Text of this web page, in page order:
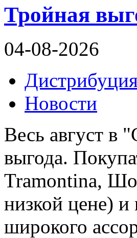
Тройная
04-08-2026
Новости
Весь август в
выгода.
Tramontina,
низкой цене)
широкого